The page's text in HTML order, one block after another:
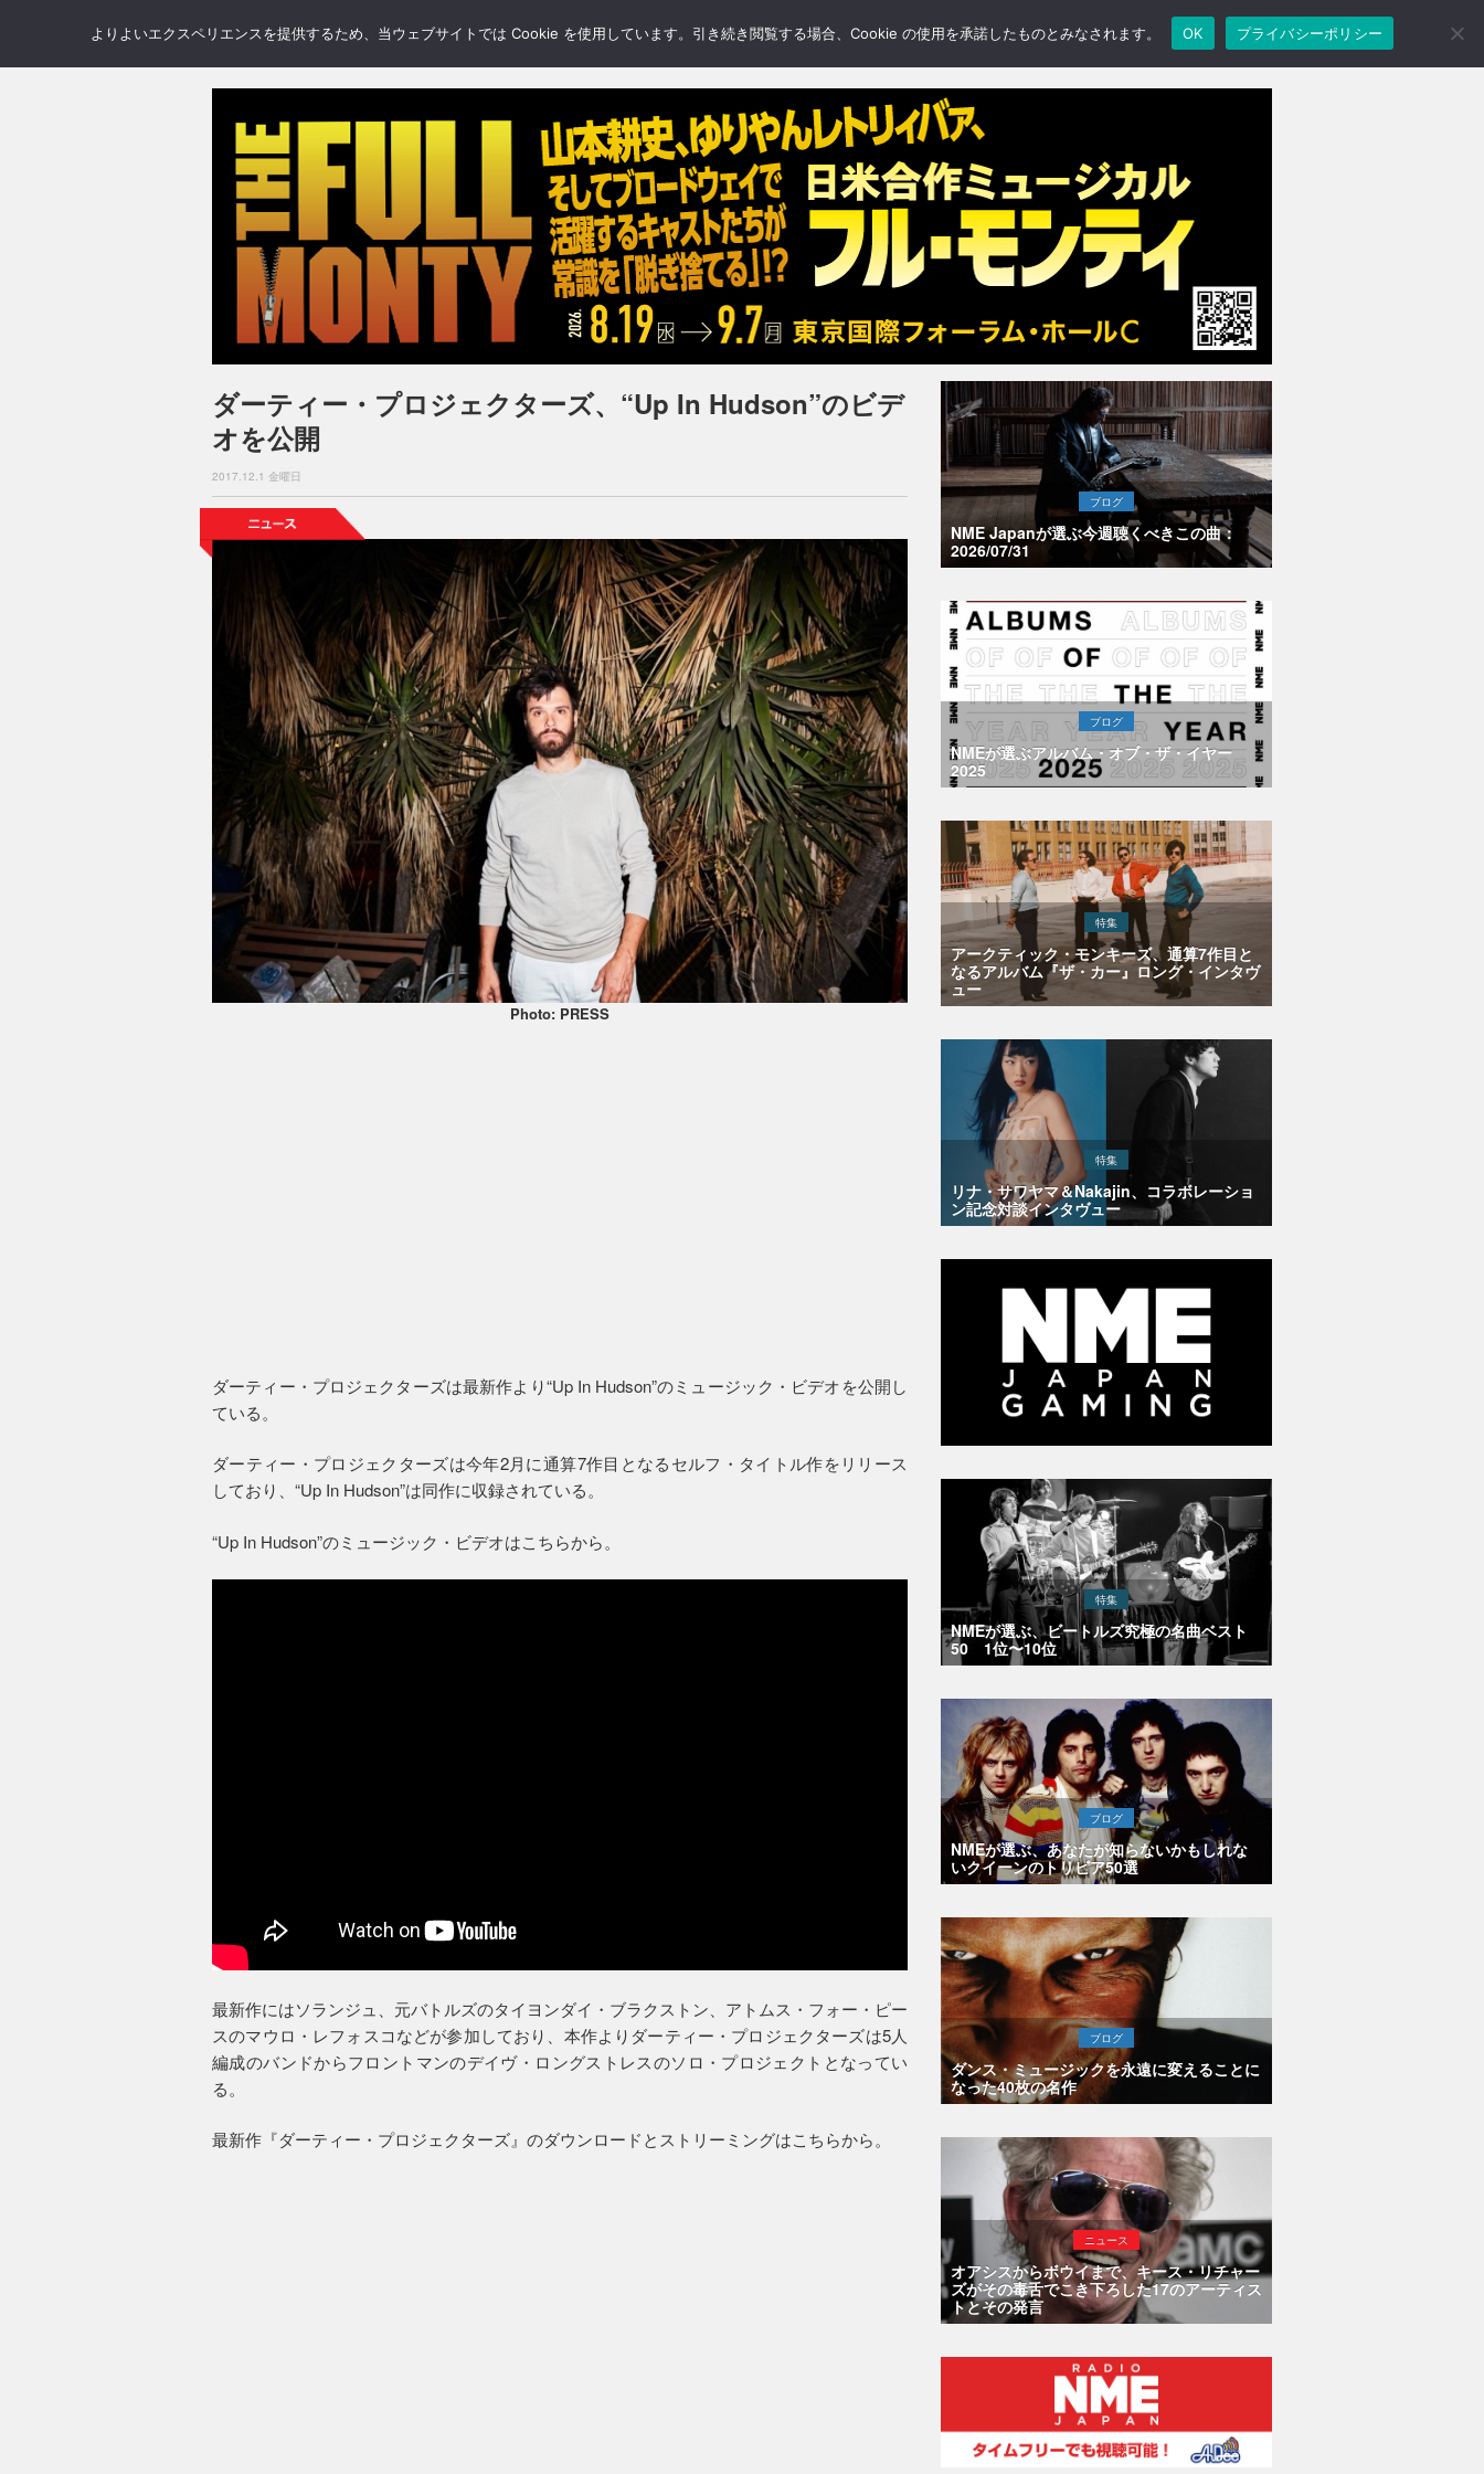
NEWS REVIEWS GALLERY BLOGS FEATURE
ダーティー・プロジェクターズ、“Up In Hudson”のビデ
オを公開
2017.12.1 金曜日
Photo: PRESS
ダーティー・プロジェクターズは最新作より“Up In Hudson”のミュージック・ビデオを公開し
ている。
ダーティー・プロジェクターズは今年2月に通算7作目となるセルフ・タイトル作をリリース
しており、“Up In Hudson”は同作に収録されている。
“Up In Hudson”のミュージック・ビデオはこちらから。
最新作にはソランジュ、元バトルズのタイヨンダイ・ブラクストン、アトムス・フォー・ピー
スのマウロ・レフォスコなどが参加しており、本作よりダーティー・プロジェクターズは5人
編成のバンドからフロントマンのデイヴ・ロングストレスのソロ・プロジェクトとなってい
る。
最新作『ダーティー・プロジェクターズ』のダウンロードとストリーミングはこちらから。
ブログ
NME Japanが選ぶ今週聴くべきこの曲：
2026/07/31
ブログ
NMEが選ぶアルバム・オブ・ザ・イヤー
2025
特集
アークティック・モンキーズ、通算7作目と
なるアルバム『ザ・カー』ロング・インタヴ
ュー
特集
リナ・サワヤマ＆Nakajin、コラボレーショ
ン記念対談インタヴュー
特集
NMEが選ぶ、ビートルズ究極の名曲ベスト
50 1位〜10位
ブログ
NMEが選ぶ、あなたが知らないかもしれな
いクイーンのトリビア50選
ブログ
ダンス・ミュージックを永遠に変えることに
なった40枚の名作
ニュース
オアシスからボウイまで、キース・リチャー
ズがその毒舌でこき下ろした17のアーティス
トとその発言
よりよいエクスペリエンスを提供するため、当ウェブサイトでは Cookie を使用しています。引き続き閲覧する場合、Cookie の使用を承諾したものとみなされます。 OK プライバシーポリシー